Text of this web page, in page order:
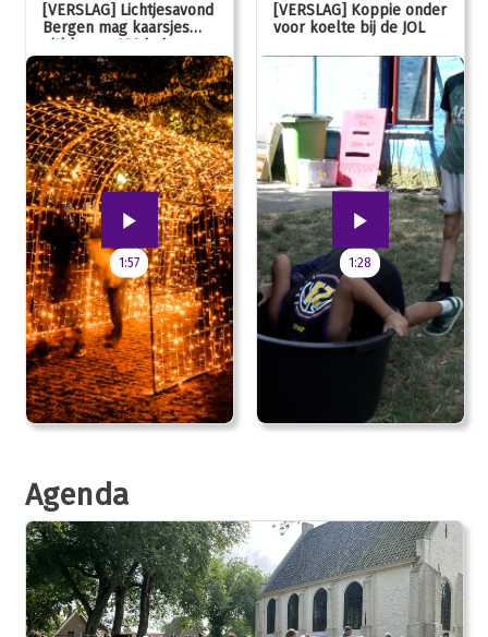
[VERSLAG] Lichtjesavond
Bergen mag kaarsjes
uitblazen: 100 jarig
jubileum!
1:57
[VERSLAG] Koppie onder
voor koelte bij de JOL
1:28
Agenda